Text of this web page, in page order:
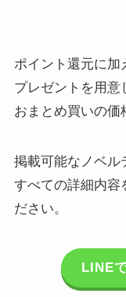
ポイント還元に加
プレゼントを用意
おまとめ買いの価
掲載可能なノベル
すべての詳細内容
ださい。
LINE